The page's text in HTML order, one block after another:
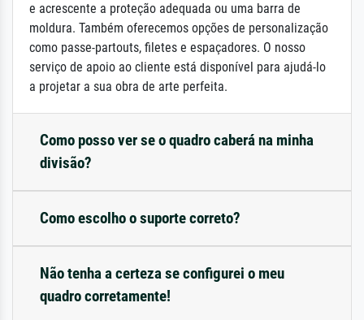
e acrescente a proteção adequada ou uma barra de
moldura. Também oferecemos opções de personalização
como passe-partouts, filetes e espaçadores. O nosso
serviço de apoio ao cliente está disponível para ajudá-lo
a projetar a sua obra de arte perfeita.
Como posso ver se o quadro caberá na minha
divisão?
Como escolho o suporte correto?
Não tenha a certeza se configurei o meu
quadro corretamente!